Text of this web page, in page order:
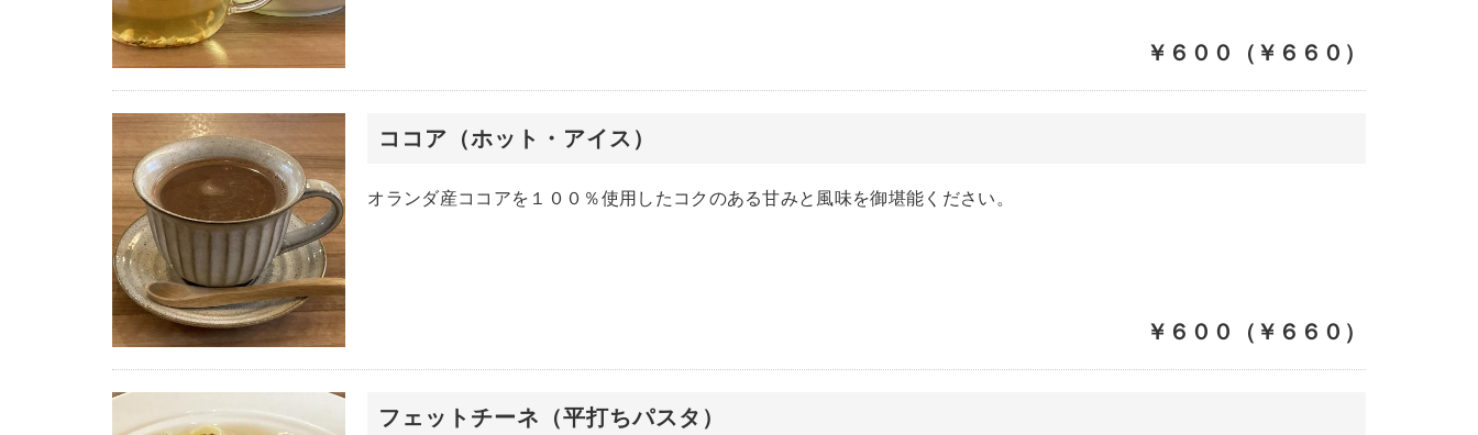
￥６００（￥６６０）
ココア（ホット・アイス）
オランダ産ココアを１００％使用したコクのある甘みと風味を御堪能ください。
￥６００（￥６６０）
フェットチーネ（平打ちパスタ）